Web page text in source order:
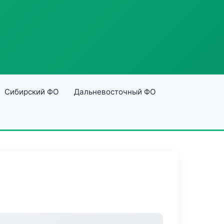
Сибирский ФО Дальневосточный ФО